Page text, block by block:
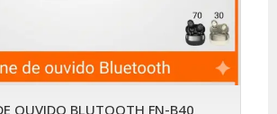
OUVIDO BLUTOOTH FN-B40